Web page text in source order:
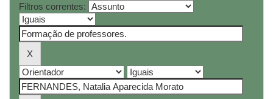
Filtros correntes: